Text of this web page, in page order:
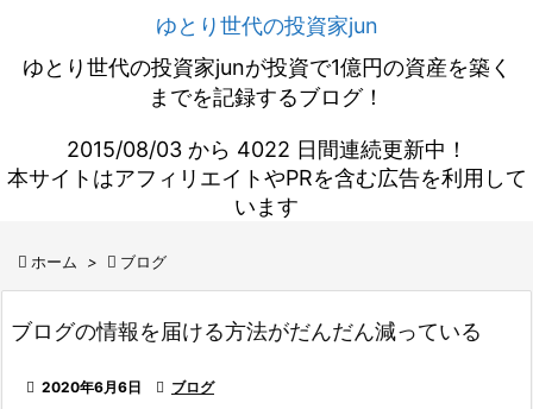
ゆとり世代の投資家jun
ゆとり世代の投資家junが投資で1億円の資産を築く
までを記録するブログ！
2015/08/03 から 4022 日間連続更新中！
本サイトはアフィリエイトやPRを含む広告を利用して
います
 ホーム >  ブログ
ブログの情報を届ける方法がだんだん減っている
 2020年6月6日  ブログ